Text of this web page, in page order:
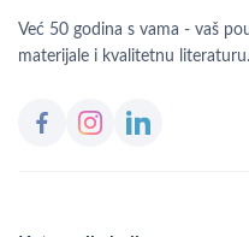
Već 50 godina s vama - vaš
materijale i kvalitetnu literaturu.